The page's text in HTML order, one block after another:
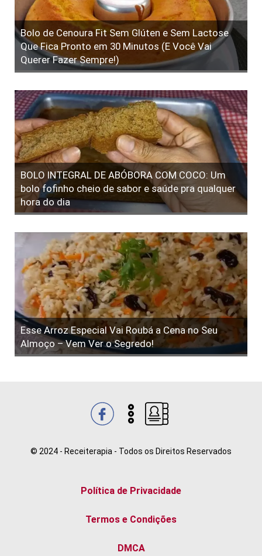
Bolo de Cenoura Fit Sem Glúten e Sem Lactose
Que Fica Pronto em 30 Minutos (E Você Vai
Querer Fazer Sempre!)
BOLO INTEGRAL DE ABÓBORA COM COCO: Um
bolo fofinho cheio de sabor e saúde pra qualquer
hora do dia
Esse Arroz Especial Vai Roubá a Cena no Seu
Almoço – Vem Ver o Segredo!
© 2024 - Receiterapia - Todos os Direitos Reservados
DMCA
Termos e Condições
Política de Privacidade